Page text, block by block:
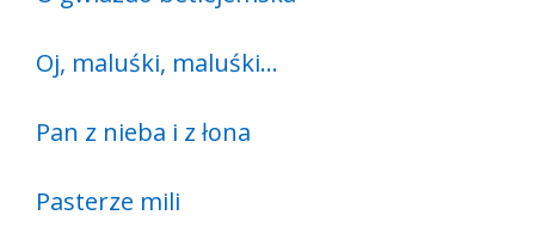
Oj, maluśki, maluśki…
Pan z nieba i z łona
Pasterze mili